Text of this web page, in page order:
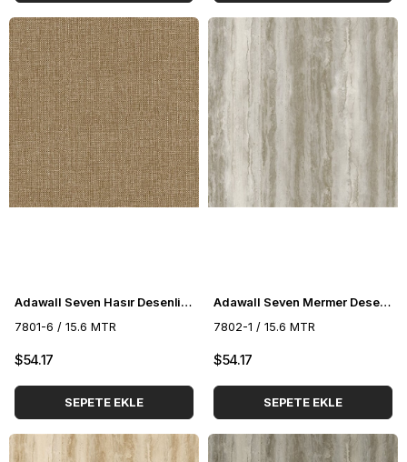
Adawall Seven Hasır Desenli Duvar Kağıdı 7801-6
7801-6 / 15.6 MTR
$54.17
SEPETE EKLE
Adawall Seven Mermer Desenli Duvar Kağıdı 7802-1
7802-1 / 15.6 MTR
$54.17
SEPETE EKLE